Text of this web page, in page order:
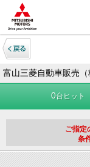
富山三菱自動車販売
0台ヒット
ご指定
条